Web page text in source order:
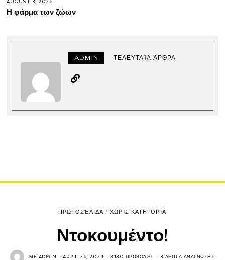
AUGUST 3, 2026
Η φάρμα των ζώων
ADMIN ΤΕΛΕΥΤΑΊΑ ΆΡΘΡΑ
ΠΡΩΤΟΣΈΛΙΔΑ / ΧΩΡΊΣ ΚΑΤΗΓΟΡΊΑ
Ντοκουμέντο!
ΜΕ ADMIN APRIL 26, 2024 8180 ΠΡΟΒΟΛΈΣ 3 ΛΕΠΤΆ ΑΝΆΓΝΩΣΗΣ